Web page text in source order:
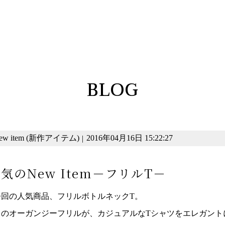
BLOG
item (新作アイテム) | 2016年04月16日 15:22:27
のNew Item－フリルT－
の人気商品、フリルボトルネックT。
オーガンジーフリルが、カジュアルなTシャツをエレガント